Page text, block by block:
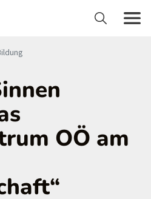
OÖ am